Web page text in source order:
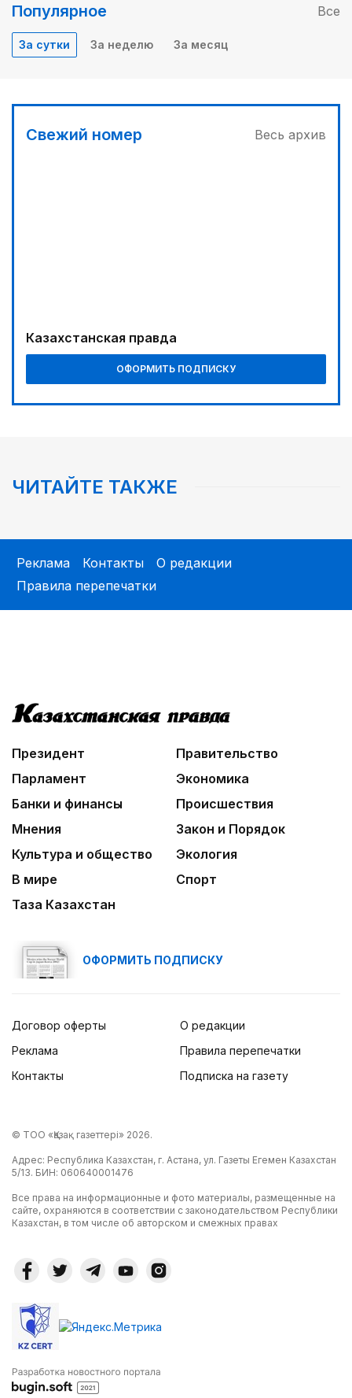
Популярное Все
За сутки За неделю За месяц
Свежий номер Весь архив
Казахстанская правда
ОФОРМИТЬ ПОДПИСКУ
ЧИТАЙТЕ ТАКЖЕ
Реклама Контакты
О редакции
Правила перепечатки
Президент
Правительство
Парламент
Экономика
Банки и финансы
Происшествия
Мнения
Закон и Порядок
Культура и общество
Экология
В мире
Спорт
Таза Казахстан
ОФОРМИТЬ ПОДПИСКУ
Договор оферты
Реклама
Контакты
О редакции
Правила перепечатки
Подписка на газету
© ТОО «Қазақ газеттері» 2026.
Адрес: Республика Казахстан, г. Астана, ул. Газеты Егемен Казахстан
5/13. БИН: 060640001476
Все права на информационные и фото материалы, размещенные на
сайте, охраняются в соответствии с законодательством Республики
Казахстан, в том числе об авторском и смежных правах